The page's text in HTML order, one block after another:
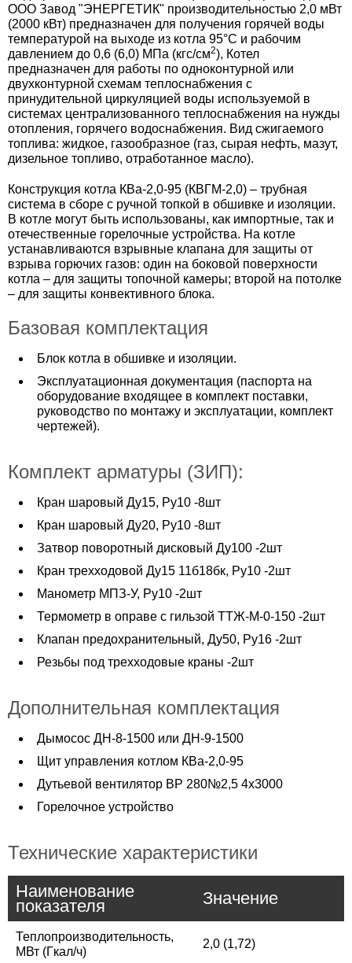
ООО Завод "ЭНЕРГЕТИК" производительностью 2,0 мВт
(2000 кВт) предназначен для получения горячей воды
температурой на выходе из котла 95°C и рабочим
давлением до 0,6 (6,0) МПа (кгс/см2), Котел
предназначен для работы по одноконтурной или
двухконтурной схемам теплоснабжения с
принудительной циркуляцией воды используемой в
системах централизованного теплоснабжения на нужды
отопления, горячего водоснабжения. Вид сжигаемого
топлива: жидкое, газообразное (газ, сырая нефть, мазут,
дизельное топливо, отработанное масло).
Конструкция котла КВа-2,0-95 (КВГМ-2,0) – трубная
система в сборе с ручной топкой в обшивке и изоляции.
В котле могут быть использованы, как импортные, так и
отечественные горелочные устройства. На котле
устанавливаются взрывные клапана для защиты от
взрыва горючих газов: один на боковой поверхности
котла – для защиты топочной камеры; второй на потолке
– для защиты конвективного блока.
Базовая комплектация
Блок котла в обшивке и изоляции.
Эксплуатационная документация (паспорта на
оборудование входящее в комплект поставки,
руководство по монтажу и эксплуатации, комплект
чертежей).
Комплект арматуры (ЗИП):
Кран шаровый Ду15, Ру10 -8шт
Кран шаровый Ду20, Ру10 -8шт
Затвор поворотный дисковый Ду100 -2шт
Кран трехходовой Ду15 11б18бк, Ру10 -2шт
Манометр МПЗ-У, Ру10 -2шт
Термометр в оправе с гильзой ТТЖ-М-0-150 -2шт
Клапан предохранительный, Ду50, Ру16 -2шт
Резьбы под трехходовые краны -2шт
Дополнительная комплектация
Дымосос ДН-8-1500 или ДН-9-1500
Щит управления котлом КВа-2,0-95
Дутьевой вентилятор ВР 280№2,5 4х3000
Горелочное устройство
Технические характеристики
Наименование
показателя Значение
Теплопроизводительность,
МВт (Гкал/ч)
2,0 (1,72)
Теплообменники
Топочные устройства
Устройство топочное 19-01-06-000-1
Тяго-дутьевое оборудование
Циклоны батарейные
Экономайзеры